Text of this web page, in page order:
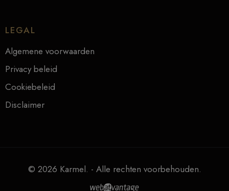
LEGAL
Algemene voorwaarden
Privacy beleid
Cookiebeleid
Disclaimer
© 2026 Karmel. - Alle rechten voorbehouden.